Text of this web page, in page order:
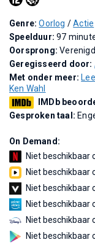
Genre:Oorlog /Actie
Speelduur:97
Oorsprong:
Geregisseerd door:
Met onder meer:
Ken Wahl
IMDb
Gesproken taal:
On Demand:
Niet beschikbaar
Niet beschikbaar
Niet beschikbaar
Niet beschikbaar
Niet beschikbaar
Niet beschikbaar